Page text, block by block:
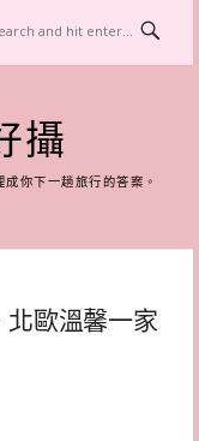
攝
你下一趟旅行的答案。
北歐溫馨一家